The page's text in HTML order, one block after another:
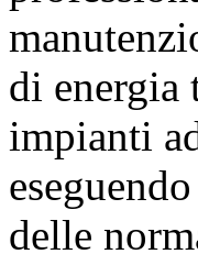
di
impianti
delle